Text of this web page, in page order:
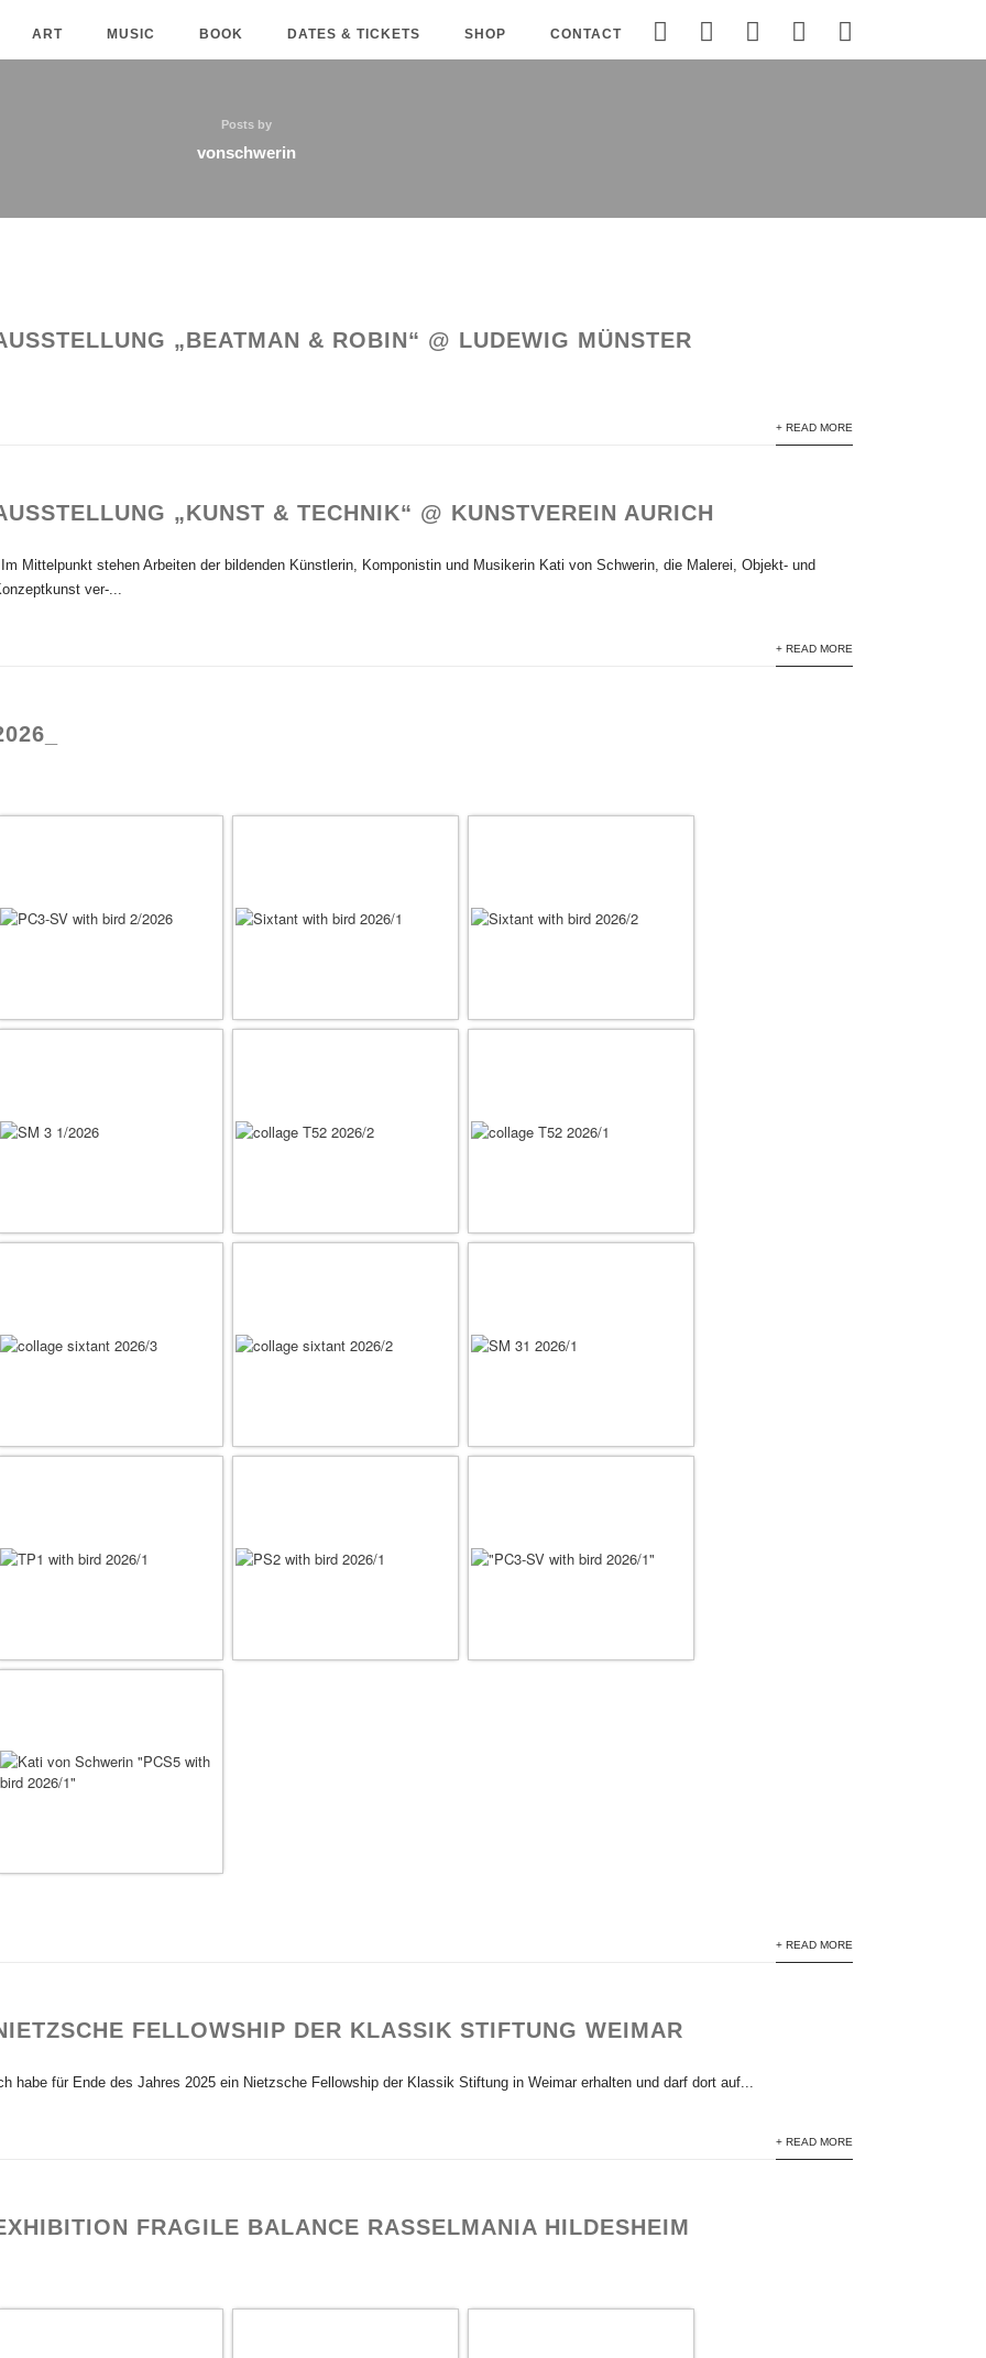
ART MUSIC BOOK DATES & TICKETS SHOP CONTACT
Posts by
vonschwerin
„BEATMAN & ROBIN“ @ LUDEWIG MÜNSTER
+ READ MORE
„KUNST & TECHNIK“ @ KUNSTVEREIN AURICH
Mittelpunkt stehen Arbeiten der bildenden Künstlerin, Komponistin und Musikerin Kati von Schwerin, die Malerei, Objekt- und
ver-...
+ READ MORE
+ READ MORE
FELLOWSHIP DER KLASSIK STIFTUNG WEIMAR
habe für Ende des Jahres 2025 ein Nietzsche Fellowship der Klassik Stiftung in Weimar erhalten und darf dort auf...
+ READ MORE
FRAGILE BALANCE RASSELMANIA HILDESHEIM